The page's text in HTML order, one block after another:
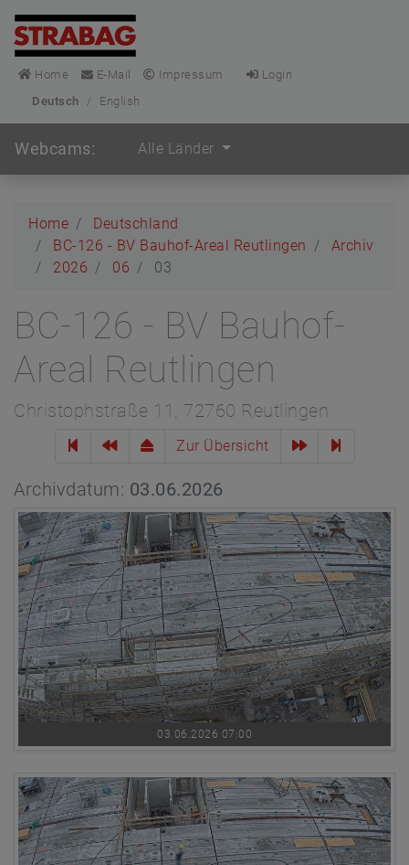
Home E-Mail Impressum
Login
Deutsch
/ English
Webcams: Alle Länder
Home
Deutschland
BC-126 - BV Bauhof-Areal Reutlingen
Archiv
2026
06 03
BC-126 - BV Bauhof-
Areal Reutlingen
Christophstraße 11, 72760 Reutlingen
Zur Übersicht
Archivdatum: 03.06.2026
03.06.2026 07:00